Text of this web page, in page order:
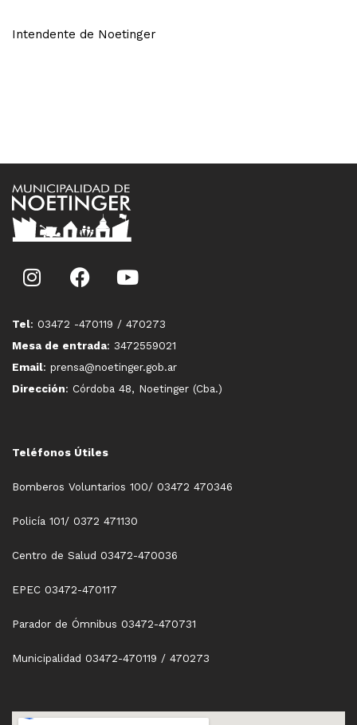
Intendente de Noetinger
Tel: 03472 -470119 / 470273
Mesa de entrada: 3472559021
Email: prensa@noetinger.gob.ar
Dirección: Córdoba 48, Noetinger (Cba.)
Teléfonos Útiles
Bomberos Voluntarios 100/ 03472 470346
Policía 101/ 0372 471130
Centro de Salud 03472-470036
EPEC 03472-470117
Parador de Ómnibus 03472-470731
Municipalidad 03472-470119 / 470273